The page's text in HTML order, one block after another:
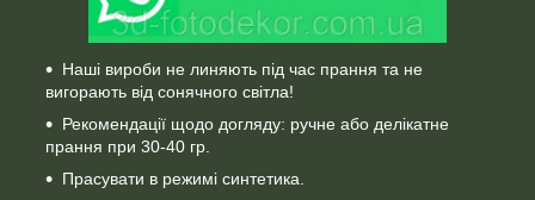
Наші вироби не линяють під час прання та не
вигорають від сонячного світла!
Рекомендації щодо догляду: ручне або делікатне
прання при 30-40 гр.
Прасувати в режимі синтетика.